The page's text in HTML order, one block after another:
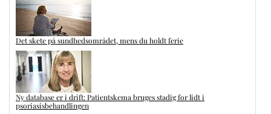
Det skete på sundhedsområdet, mens du holdt ferie
Ny database er i drift: Patientskema bruges stadig for lidt i
psoriasisbehandlingen